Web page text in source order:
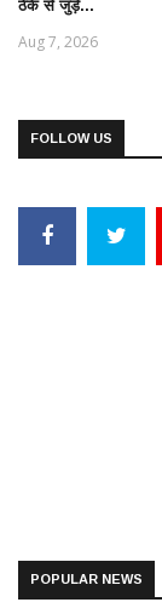
ठेके से जुड़े...
Aug 7, 2026
FOLLOW US
POPULAR NEWS